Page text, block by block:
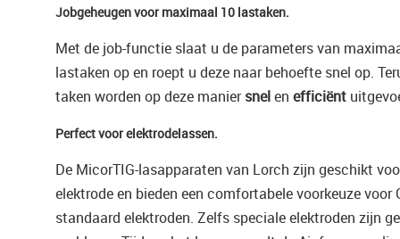
Jobgeheugen voor maximaal 10 lastaken.
Met de job-functie slaat u de parameters van
lastaken op en roept u deze naar behoefte snel op.
taken worden op deze maniersnelen efficiënt
Perfect voor elektrodelassen.
De MicorTIG-lasapparaten van Lorch zijn geschikt
elektrode en bieden een comfortabele voorkeuze voor
standaard elektroden. Zelfs speciale elektroden zijn